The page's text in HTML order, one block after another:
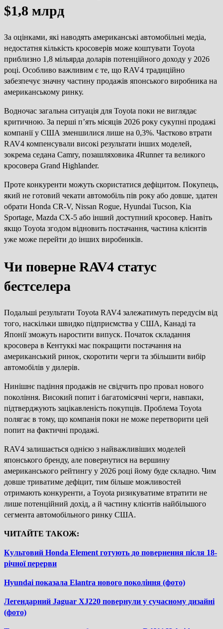
$1,8 млрд
За оцінками, які наводять американські автомобільні медіа,
недостатня кількість кросоверів може коштувати Toyota
приблизно 1,8 мільярда доларів потенційного доходу у 2026
році. Особливо важливим є те, що RAV4 традиційно
забезпечує значну частину продажів японського виробника на
американському ринку.
Водночас загальна ситуація для Toyota поки не виглядає
критичною. За перші п’ять місяців 2026 року сукупні продажі
компанії у США зменшилися лише на 0,3%. Частково втрати
RAV4 компенсували високі результати інших моделей,
зокрема седана Camry, позашляховика 4Runner та великого
кросовера Grand Highlander.
Проте конкуренти можуть скористатися дефіцитом. Покупець,
який не готовий чекати автомобіль пів року або довше, здатен
обрати Honda CR-V, Nissan Rogue, Hyundai Tucson, Kia
Sportage, Mazda CX-5 або інший доступний кросовер. Навіть
якщо Toyota згодом відновить постачання, частина клієнтів
уже може перейти до інших виробників.
Чи поверне RAV4 статус
бестселера
Подальші результати Toyota RAV4 залежатимуть передусім від
того, наскільки швидко підприємства у США, Канаді та
Японії зможуть наростити випуск. Початок складання
кросовера в Кентуккі має покращити постачання на
американський ринок, скоротити черги та збільшити вибір
автомобілів у дилерів.
Нинішнє падіння продажів не свідчить про провал нового
покоління. Високий попит і багатомісячні черги, навпаки,
підтверджують зацікавленість покупців. Проблема Toyota
полягає в тому, що компанія поки не може перетворити цей
попит на фактичні продажі.
RAV4 залишається однією з найважливіших моделей
японського бренду, але повернутися на вершину
американського рейтингу у 2026 році йому буде складно. Чим
довше триватиме дефіцит, тим більше можливостей
отримають конкуренти, а Toyota ризикуватиме втратити не
лише потенційний дохід, а й частину клієнтів найбільшого
сегмента автомобільного ринку США.
ЧИТАЙТЕ ТАКОЖ:
Культовий Honda Element готують до повернення після 18-
річної перерви
Hyundai показала Elantra нового покоління (фото)
Легендарний Jaguar XJ220 повернули у сучасному дизайні
(фото)